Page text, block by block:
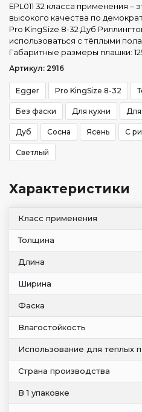
EPL011 32 класса применения –
высокого качества по
Pro KingSize 8-32 Дуб
использоваться с тёплыми
Габаритные размеры плашки:
Артикул: 2916
Egger Pro KingSize 8-32
Без фаски Для кухни
Дуб Сосна Ясень С
Светлый
Характеристики
Класс применения
Толщина
Длина
Ширина
Фаска
Влагостойкость
Использование для теплых
Страна производства
В 1 упаковке